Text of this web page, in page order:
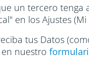
un tercero tenga
en los Ajustes
tus Datos
nuestro